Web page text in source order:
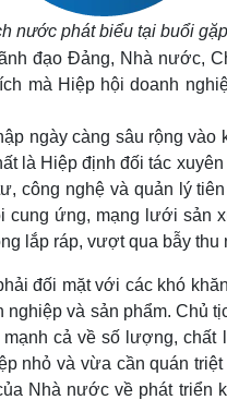
nước phát biểu tại buổi
đạo Đảng, Nhà nước,
mà Hiệp hội doanh
ngày càng sâu rộng
là Hiệp định đối tác
công nghệ và quản lý
cung ứng, mạng lưới sản
lắp ráp, vượt qua bẫy thu
đối mặt với các khó
và sản phẩm. Chủ
cả về số lượng,
nhỏ và vừa cần quán
Nhà nước về phát triển